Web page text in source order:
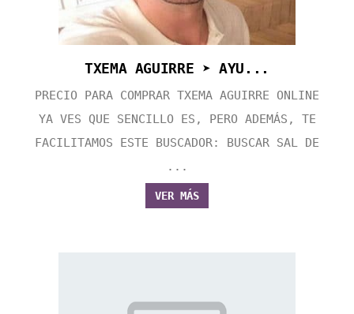
TXEMA AGUIRRE ➤ AYU...
PRECIO PARA COMPRAR TXEMA AGUIRRE ONLINE
YA VES QUE SENCILLO ES, PERO ADEMÁS, TE
FACILITAMOS ESTE BUSCADOR: BUSCAR SAL DE
...
VER MÁS